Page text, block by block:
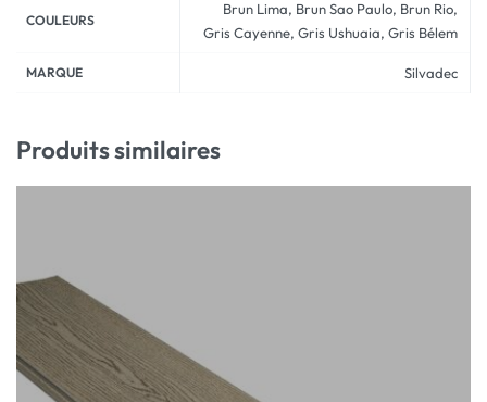
COULEURS
Brun Lima, Brun Sao Paulo, Brun Rio,
Gris Cayenne, Gris Ushuaia, Gris Bélem
MARQUE Silvadec
Produits similaires